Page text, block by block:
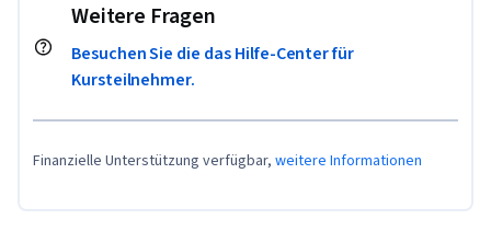
Weitere Fragen
Besuchen Sie die das Hilfe-Center für
Kursteilnehmer.
Finanzielle Unterstützung verfügbar, weitere Informationen